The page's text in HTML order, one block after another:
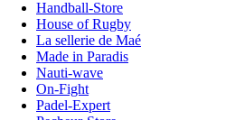
Handball-Store
House of Rugby
La sellerie de Maé
Made in Paradis
Nauti-wave
On-Fight
Padel-Expert